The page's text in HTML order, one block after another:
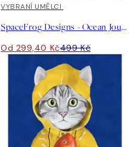
40%*
VYBRANÍ UMĚLCI
SpaceFrog Designs - Ocean Journey Plakát
Od 299,40 Kč499 Kč